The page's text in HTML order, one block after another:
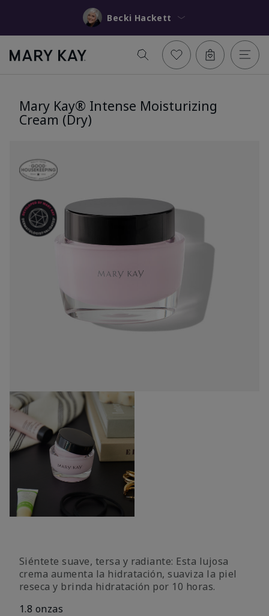
Becki Hackett
Mary Kay® Intense Moisturizing
Cream (Dry)
Siéntete suave, tersa y radiante: Esta lujosa
crema aumenta la hidratación, suaviza la piel
reseca y brinda hidratación por 10 horas.
1.8 onzas